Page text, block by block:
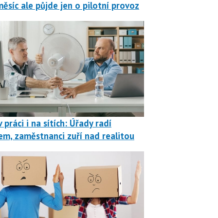
ale půjde jen o pilotní provoz
práci i na sítích: Úřady radí
zaměstnanci zuří nad realitou